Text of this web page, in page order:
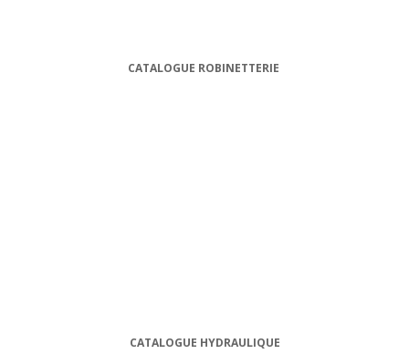
CATALOGUE ROBINETTERIE
CATALOGUE HYDRAULIQUE